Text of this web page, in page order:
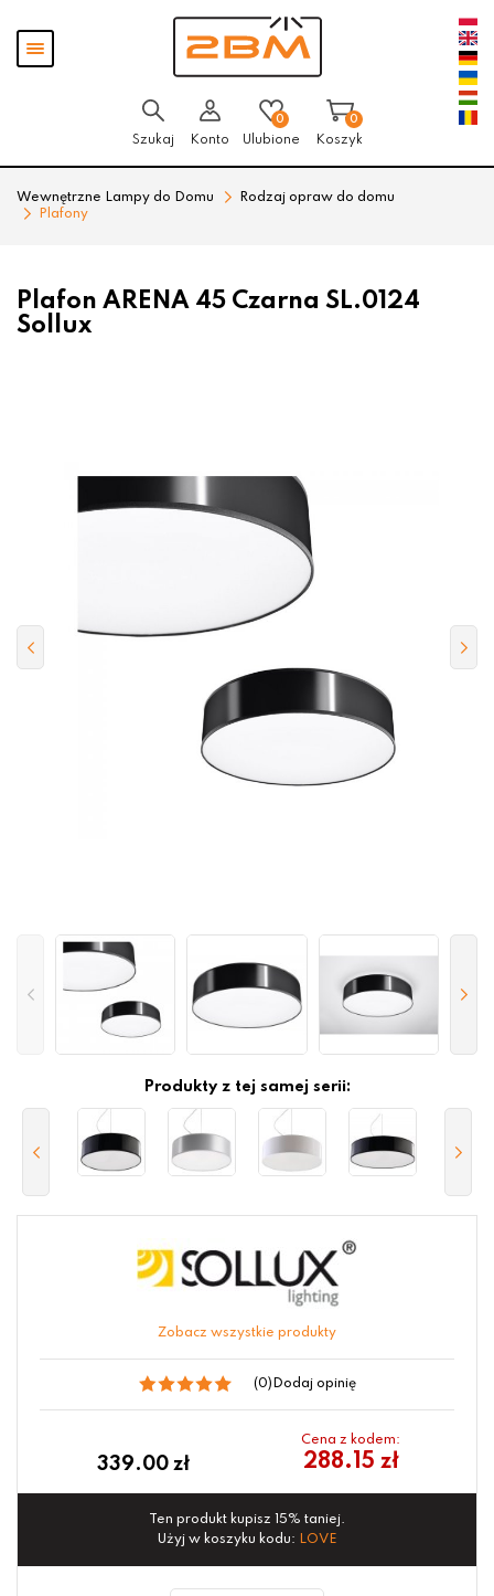
Pokaż
menu
Szukaj Konto
0
Ulubione
0
Koszyk
Wewnętrzne Lampy do Domu
Rodzaj opraw do domu
Plafony
Plafon ARENA 45 Czarna SL.0124
Sollux
Produkty z tej samej serii:
Zobacz wszystkie produkty
(0) Dodaj opinię
Cena z kodem:
288.15 zł
339.00 zł
Ten produkt kupisz 15% taniej.
Użyj w koszyku kodu: LOVE